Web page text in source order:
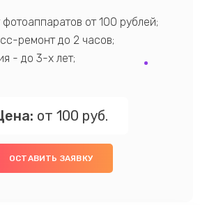
от 100 рублей;
ремонт до 2 часов;
- до 3-х лет;
от 100 руб.
ОСТАВИТЬ ЗАЯВКУ